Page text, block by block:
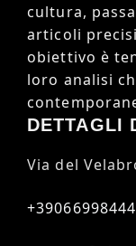
cultura,
articoli
obiettivo è
loro analisi
DETTAGLI
Via del